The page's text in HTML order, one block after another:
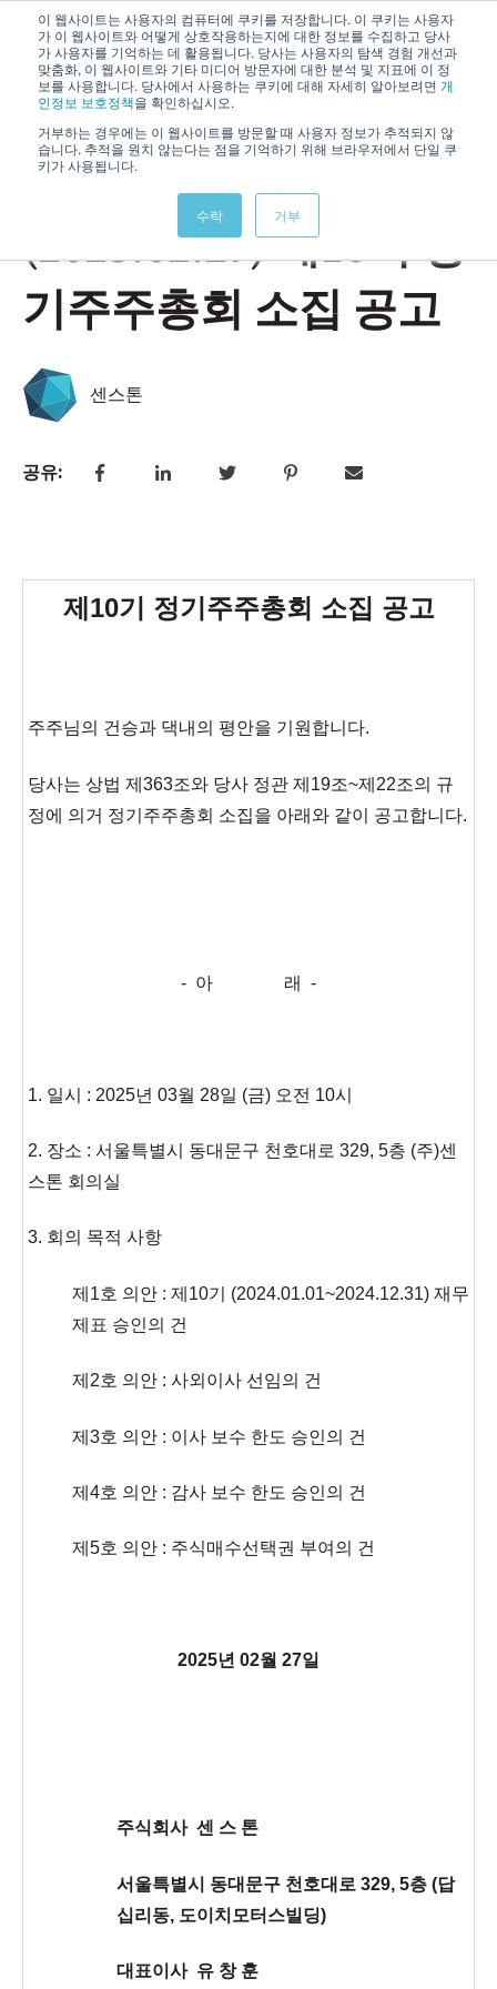
이 웹사이트는 사용자의 컴퓨터에 쿠키를 저장합니다. 이 쿠키는 사용자
가 이 웹사이트와 어떻게 상호작용하는지에 대한 정보를 수집하고 당사
가 사용자를 기억하는 데 활용됩니다. 당사는 사용자의 탐색 경험 개선과
맞춤화, 이 웹사이트와 기타 미디어 방문자에 대한 분석 및 지표에 이 정
보를 사용합니다. 당사에서 사용하는 쿠키에 대해 자세히 알아보려면 개
인정보 보호정책을 확인하십시오.
거부하는 경우에는 이 웹사이트를 방문할 때 사용자 정보가 추적되지 않
습니다. 추적을 원치 않는다는 점을 기억하기 위해 브라우저에서 단일 쿠
키가 사용됩니다.
수락 거부
기본
Feb 27, 2025 10:54:01 AM
(2025.02.27) 제10기 정
기주주총회 소집 공고
센스톤
공유:
제10기 정기주주총회 소집 공고
주주님의 건승과 댁내의 평안을 기원합니다.
당사는 상법 제363조와 당사 정관 제19조~제22조의 규
정에 의거 정기주주총회 소집을 아래와 같이 공고합니다.
- 아 래 -
1. 일시 : 2025년 03월 28일 (금) 오전 10시
2. 장소 : 서울특별시 동대문구 천호대로 329, 5층 (주)센
스톤 회의실
3. 회의 목적 사항
제1호 의안 : 제10기 (2024.01.01~2024.12.31) 재무
제표 승인의 건
제2호 의안 : 사외이사 선임의 건
제3호 의안 : 이사 보수 한도 승인의 건
제4호 의안 : 감사 보수 한도 승인의 건
제5호 의안 : 주식매수선택권 부여의 건
2025년 02월 27일
주식회사 센 스 톤
서울특별시 동대문구 천호대로 329, 5층 (답
십리동, 도이치모터스빌딩)
대표이사 유 창 훈